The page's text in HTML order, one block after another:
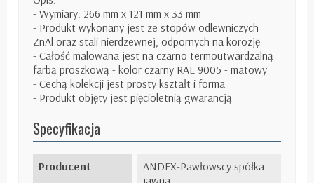
- Wymiary: 266 mm x 121 mm x 33 mm
- Produkt wykonany jest ze stopów odlewniczych
ZnAl oraz stali nierdzewnej, odpornych na korozję
- Całość malowana jest na czarno termoutwardzalną
farbą proszkową - kolor czarny RAL 9005 - matowy
- Cechą kolekcji jest prosty kształt i forma
- Produkt objęty jest pięcioletnią gwarancją
Specyfikacja
Producent
ANDEX-Pawłowscy spółka
jawna